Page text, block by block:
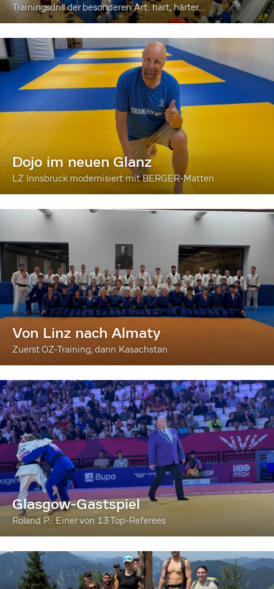
Trainingsdrill der besonderen Art: hart, härter...
Dojo im neuen Glanz
LZ Innsbruck modernisiert mit BERGER-Matten
Von Linz nach Almaty
Zuerst OZ-Training, dann Kasachstan
Glasgow-Gastspiel
Roland P.: Einer von 13 Top-Referees